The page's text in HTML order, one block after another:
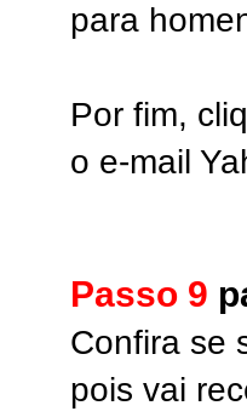
para
Por fim,
o e-mail
Passo 9
Confira se
pois vai